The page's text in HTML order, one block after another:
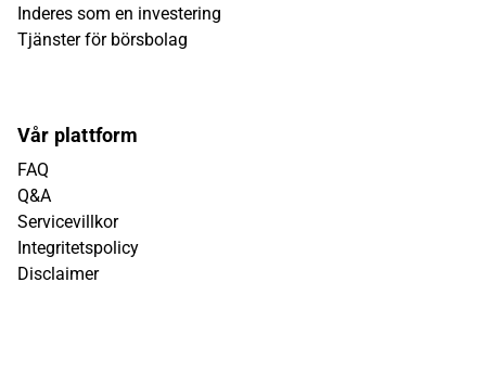
Inderes som en investering
Tjänster för börsbolag
Vår plattform
FAQ
Q&A
Servicevillkor
Integritetspolicy
Disclaimer